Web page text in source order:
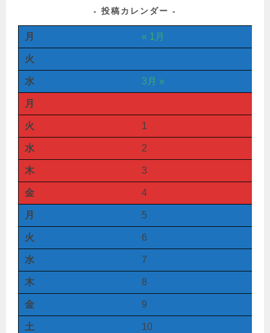
投稿カレンダー
月 « 1月
火
水 3月 »
月
火 1
水 2
木 3
金 4
月 5
火 6
水 7
木 8
金 9
土 10